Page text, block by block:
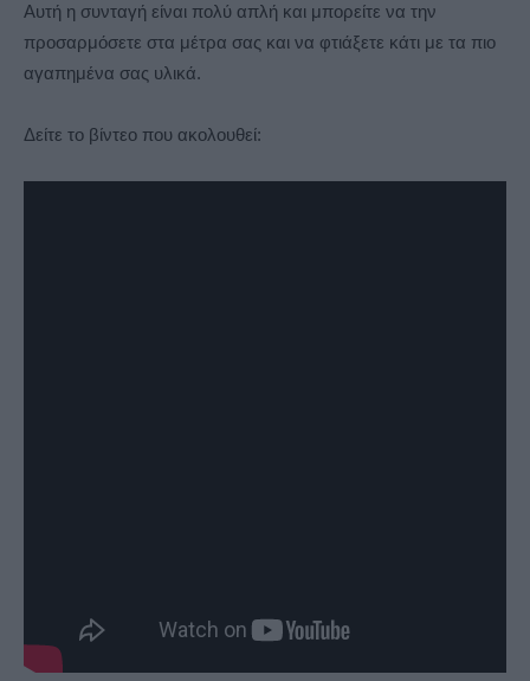
Αυτή η συνταγή είναι πολύ απλή και μπορείτε να την
προσαρμόσετε στα μέτρα σας και να φτιάξετε κάτι με τα πιο
αγαπημένα σας υλικά.
Δείτε το βίντεο που ακολουθεί: